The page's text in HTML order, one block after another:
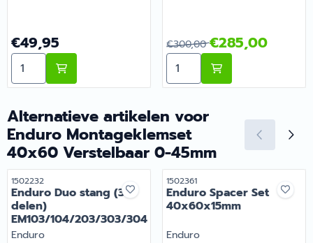
Prijs: 49,95
€49,95
Aantal kiezen voor Enduro Spacers EM303 15mm
Van 300,00 voor 285,00
€300,00€285,00
Aantal kiezen voor
Alternatieve artikelen voor
Enduro Montageklemset
40x60 Verstelbaar 0-45mm
Artikelnummer
1502232
Enduro Duo stang (3
delen)
EM103/104/203/303/304
Merk:
Enduro
Artikelnummer
1502361
Enduro Spacer Set
40x60x15mm
Merk:
Enduro